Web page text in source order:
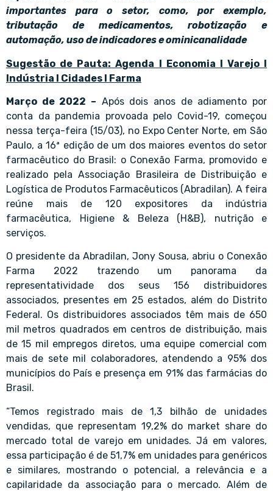
importantes para o setor, como, por exemplo,
tributação de medicamentos, robotização e
automação, uso de indicadores e ominicanalidade
Sugestão de Pauta: Agenda l Economia l Varejo l
Indústria l Cidades l Farma
Março de 2022 – Após dois anos de adiamento por
conta da pandemia provoada pelo Covid-19, começou
nessa terça-feira (15/03), no Expo Center Norte, em São
Paulo, a 16ª edição de um dos maiores eventos do setor
farmacêutico do Brasil: o Conexão Farma, promovido e
realizado pela Associação Brasileira de Distribuição e
Logística de Produtos Farmacêuticos (Abradilan). A feira
reúne mais de 120 expositores da indústria
farmacêutica, Higiene & Beleza (H&B), nutrição e
serviços.
O presidente da Abradilan, Jony Sousa, abriu o Conexão
Farma 2022 trazendo um panorama da
representatividade dos seus 156 distribuidores
associados, presentes em 25 estados, além do Distrito
Federal. Os distribuidores associados têm mais de 650
mil metros quadrados em centros de distribuição, mais
de 15 mil empregos diretos, uma equipe comercial com
mais de sete mil colaboradores, atendendo a 95% dos
municípios do País e presença em 91% das farmácias do
Brasil.
“Temos registrado mais de 1,3 bilhão de unidades
vendidas, que representam 19,2% do market share do
mercado total de varejo em unidades. Já em valores,
essa participação é de 51,7% em unidades para genéricos
e similares, mostrando o potencial, a relevância e a
capilaridade da associação para o mercado. Além de